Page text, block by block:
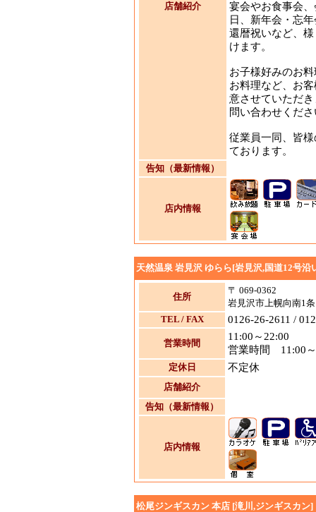
店舗紹介
宴会やお食事会
日、新年会・忘
還暦祝いなど、
けます。
お子様好みのお
お料理など、お
意させていただ
問い合わせくだ
従業員一同、皆
ております。
告知（最新情報）
店内情報
天然温泉 岩見沢 ゆらら[岩見沢,国道12号沿
住所
〒 069-0362
岩見沢市上幌向南1
TEL / FAX
0126-26-2611 /
営業時間
11:00～22:00
営業時間 11:00～
定休日 不定休
店舗紹介
告知（最新情報）
店内情報
松尾ジンギスカン 本店 [滝川,ジンギスカン]